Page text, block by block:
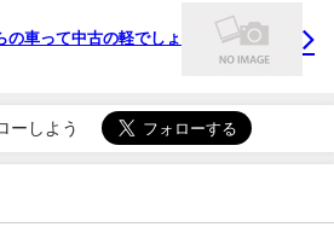
の車って中古の軽でしょ
ーしよう